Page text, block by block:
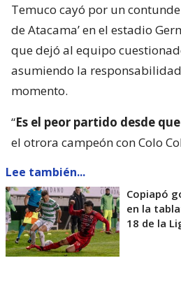
Temuco cayó por un
de Atacama’ en el estadio
que dejó al equipo
asumiendo la
momento.
“Es el peor partido desde
el otrora campeón con Colo
Lee también...
Copiapó
en la
18 de la